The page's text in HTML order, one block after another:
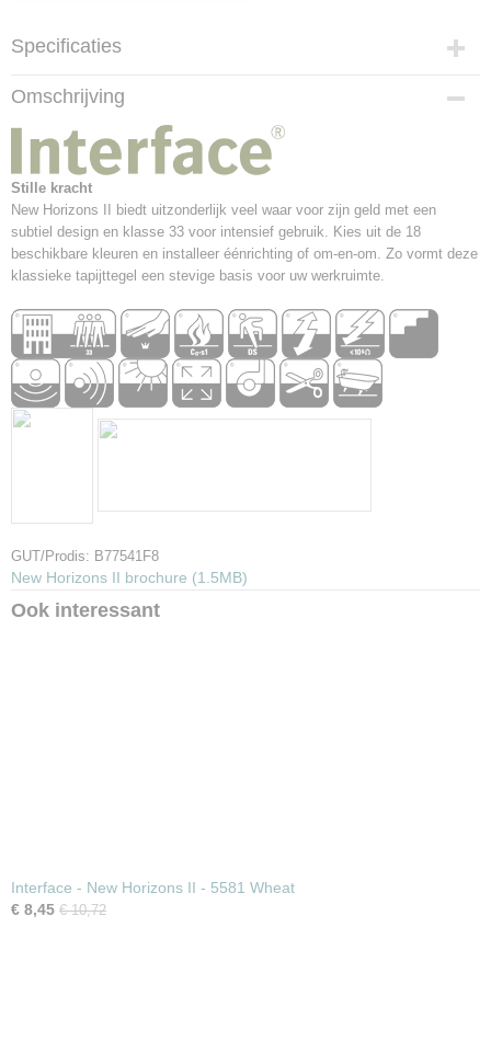
Specificaties
Productcode
Afmetingen (l,b,h)
50 x 50 x 0,54 cm
Constructie
Getufte Bouclé
Garen
100% Polyamide
Backing
Formaat – Verpakking
50 x 50 cm – 5 m² Doos
Totaalgewicht
3914 g/m²
Totale Hoogte
Vloerverwarming
Garantie
Omschrijving
Stille kracht
New Horizons II biedt uitzonderlijk veel waar voor zijn geld met een
subtiel design en klasse 33 voor intensief gebruik. Kies uit de 18
beschikbare kleuren en installeer éénrichting of om-en-om. Zo vormt deze
klassieke tapijttegel een stevige basis voor uw werkruimte.
GUT/Prodis: B77541F8
New Horizons II brochure (1.5MB)
Ook interessant
Interface - New Horizons II - 5581 Wheat
€ 8,45 € 10,72